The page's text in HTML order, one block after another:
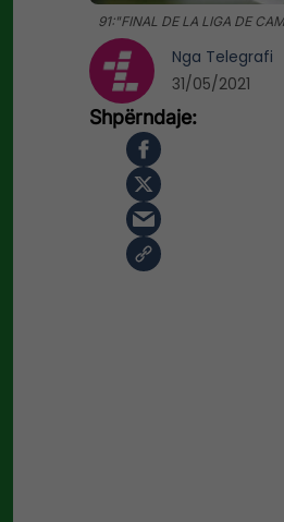
91:"FINAL DE LA LIGA DE
Nga Telegrafi
31/05/2021